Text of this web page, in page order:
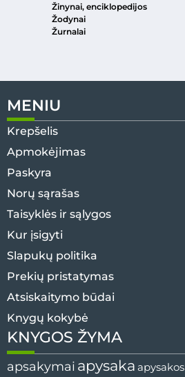
Žinynai, enciklopedijos
Žodynai
Žurnalai
MENIU
Krepšelis
Apmokėjimas
Paskyra
Norų sąrašas
Taisyklės ir sąlygos
Kur įsigyti
Slapukų politika
Prekių pristatymas
Atsiskaitymo būdai
Knygų kokybė
KNYGOS ŽYMA
apsakymai apysaka apysakos